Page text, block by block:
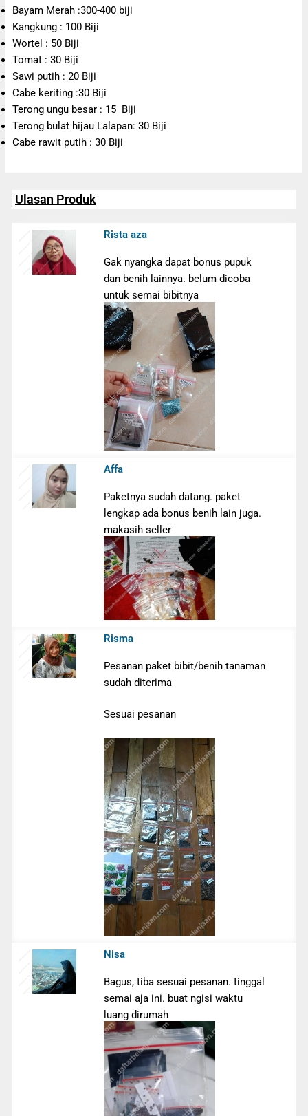
Bayam Merah :300-400 biji
Kangkung : 100 Biji
Wortel : 50 Biji
Tomat : 30 Biji
Sawi putih : 20 Biji
Cabe keriting :30 Biji
Terong ungu besar : 15 Biji
Terong bulat hijau Lalapan: 30 Biji
Cabe rawit putih : 30 Biji
Ulasan Produk
Rista aza
Gak nyangka dapat bonus pupuk
dan benih lainnya. belum dicoba
untuk semai bibitnya
Affa
Paketnya sudah datang. paket
lengkap ada bonus benih lain juga.
makasih seller
Risma
Pesanan paket bibit/benih tanaman
sudah diterima
Sesuai pesanan
Nisa
Bagus, tiba sesuai pesanan. tinggal
semai aja ini. buat ngisi waktu
luang dirumah